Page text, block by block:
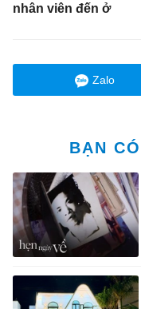
nhân viên đến ở
Zalo
BẠN